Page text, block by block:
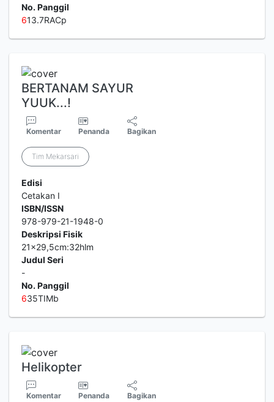
No. Panggil
613.7RACp
BERTANAM SAYUR
YUUK...!
Komentar Penanda Bagikan
Tim Mekarsari
Edisi
Cetakan I
ISBN/ISSN
978-979-21-1948-0
Deskripsi Fisik
21x29,5cm:32hlm
Judul Seri
-
No. Panggil
635TIMb
Helikopter
Komentar Penanda Bagikan